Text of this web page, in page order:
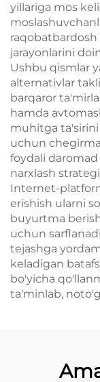
yillariga mos
raqobatbardosh
jarayonlarini
Ushbu qismlar
alternativlar
barqaror
hamda
muhitga ta'sirini
uchun
foydali
narxlash
Internet-
erishish ularni
buyurtma
uchun
tejashga
keladigan
bo'yicha
ta'minlab,